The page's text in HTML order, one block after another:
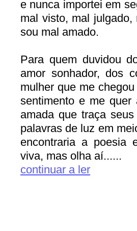
e nunca importei em
mal visto, mal
sou mal amado.
Para quem duvidou
amor sonhador, dos
mulher que me
sentimento e me
amada que traça
palavras de luz em
encontraria a poesia
viva, mas olha aí......
continuar a ler